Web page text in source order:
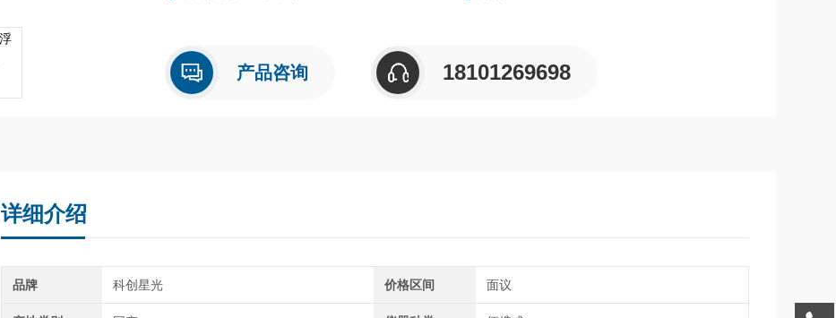
产品咨询 18101269698
详细介绍
品牌 科创星光 价格区间 面议